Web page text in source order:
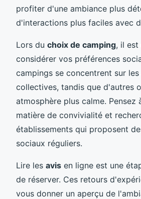
profiter d'une ambiance plus
d'interactions plus faciles avec
Lors du choix de camping, il est
considérer vos préférences
campings se concentrent sur
collectives, tandis que d'autres
atmosphère plus calme. Pensez
matière de convivialité et
établissements qui proposent
sociaux réguliers.
Lire les avis en ligne est une
de réserver. Ces retours
vous donner un aperçu de